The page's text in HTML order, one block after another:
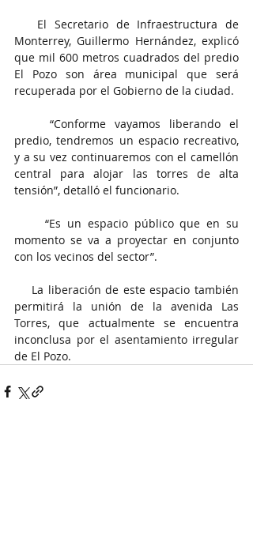
Monterrey, Guillermo Hernández, explicó
que mil 600 metros cuadrados del predio
El Pozo son área municipal que será
recuperada por el Gobierno de la ciudad.
predio, tendremos un espacio recreativo,
y a su vez continuaremos con el camellón
central para alojar las torres de alta
tensión”, detalló el funcionario.
     “Es un espacio público que en su
momento se va a proyectar en conjunto
con los vecinos del sector”.
permitirá la unión de la avenida Las
Torres, que actualmente se encuentra
inconclusa por el asentamiento irregular
de El Pozo.